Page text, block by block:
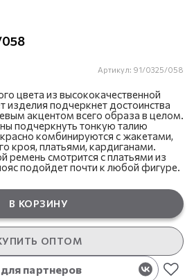
Артикул: 91/0325/058
цвета из высококачественной
изделия подчеркнет достоинства
акцентом всего образа в целом.
подчеркнуть тонкую талию
комбинируются с жакетами,
кроя, платьями, кардиганами.
ремень смотрится с платьями из
подойдет почти к любой фигуре.
В КОРЗИНУ
ОПТОМ
партнеров